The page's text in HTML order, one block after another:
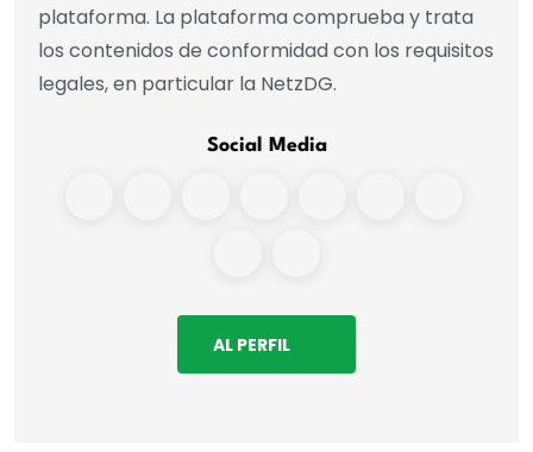
plataforma. La plataforma comprueba y trata
los contenidos de conformidad con los requisitos
legales, en particular la NetzDG.
Social Media
AL PERFIL